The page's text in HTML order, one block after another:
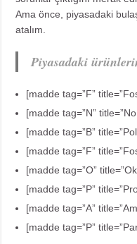
Ama önce, piyasadaki
atalım.
Piyasadaki
[madde tag=”F”
[madde tag=”N”
[madde tag=”B”
[madde tag=”F”
[madde tag=”O”
[madde tag=”P”
[madde tag=”A”
[madde tag=”P”